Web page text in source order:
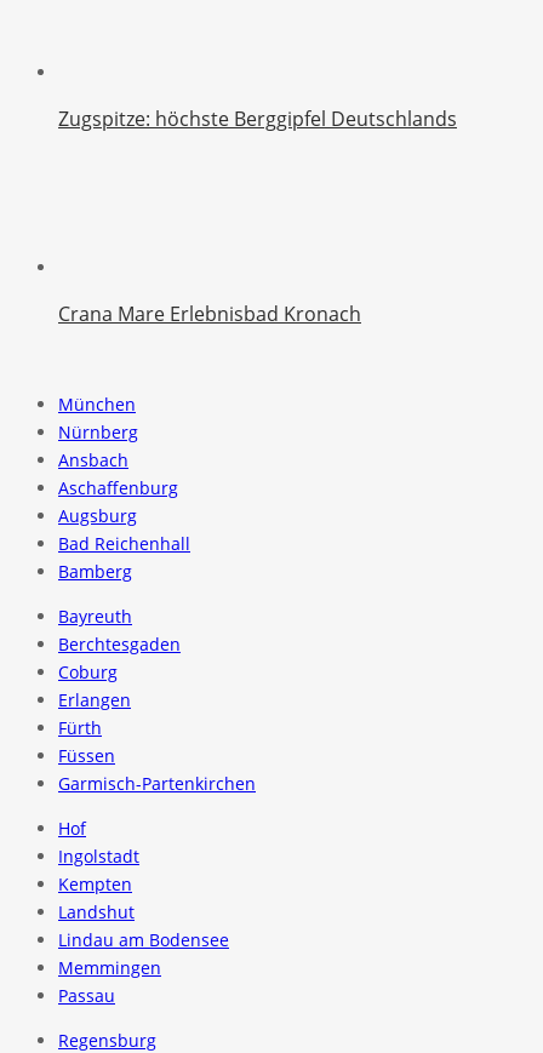
Zugspitze: höchste Berggipfel Deutschlands
Crana Mare Erlebnisbad Kronach
München
Nürnberg
Ansbach
Aschaffenburg
Augsburg
Bad Reichenhall
Bamberg
Bayreuth
Berchtesgaden
Coburg
Erlangen
Fürth
Füssen
Garmisch-Partenkirchen
Hof
Ingolstadt
Kempten
Landshut
Lindau am Bodensee
Memmingen
Passau
Regensburg